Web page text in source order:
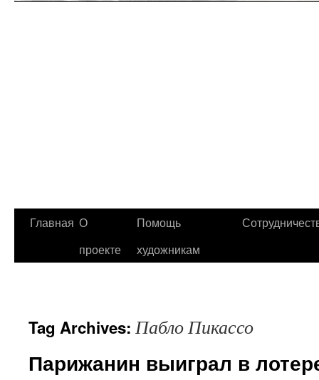
Главная О
проекте
Помощь
художникам
Tag Archives: Пабло Пикассо
Парижанин выиграл в